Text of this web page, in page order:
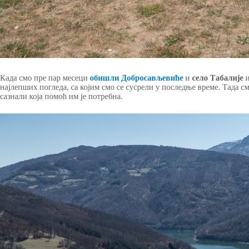
Када смо пре пар месеци обишли Добросављевиће и село Табалије
најлепших погледа, са којим смо се сусрели у последње време. Тада
сазнали која помоћ им је потребна.